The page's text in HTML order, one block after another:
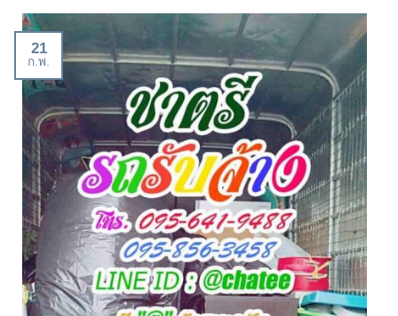
21
ก.พ.